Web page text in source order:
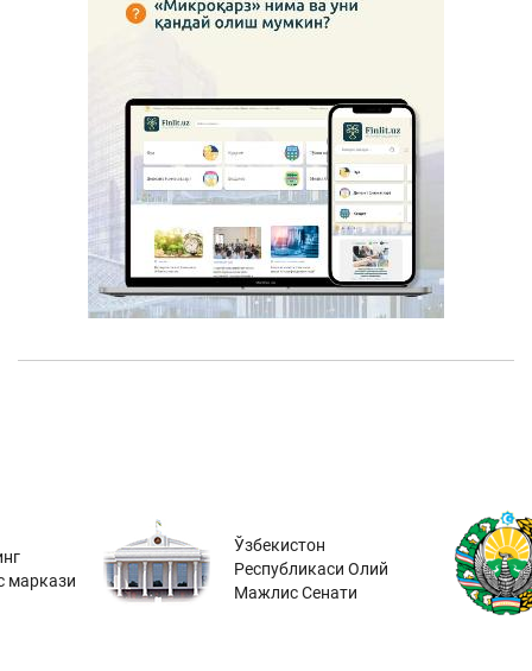
маркази
Ўзбекистон
Республикаси Олий
Мажлис Сенати